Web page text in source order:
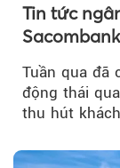
Tin tức
Tuần qua đã
động thái
thu hút